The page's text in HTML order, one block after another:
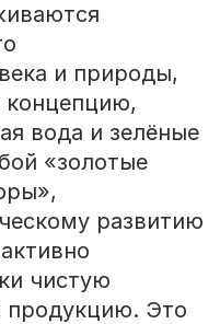
и природы,
концепцию,
вода и зелёные
«золотые
развитию
чистую
продукцию. Это